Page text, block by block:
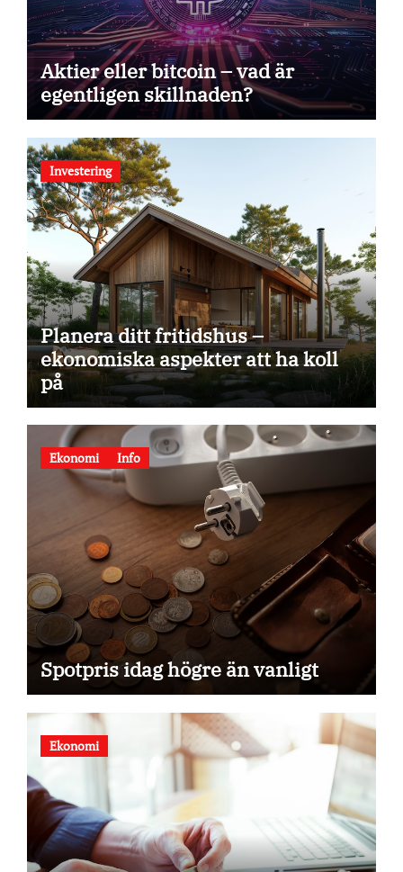
Aktier eller bitcoin – vad är
egentligen skillnaden?
Investering
Planera ditt fritidshus –
ekonomiska aspekter att ha koll
på
Ekonomi Info
Spotpris idag högre än vanligt
Ekonomi